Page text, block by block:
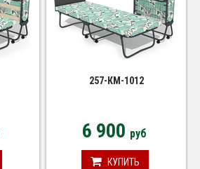
257-КМ-1012
6 900 руб
КУПИТЬ